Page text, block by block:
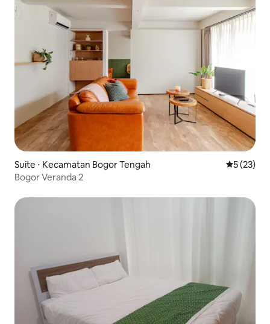
Suite ⋅ Kecamatan Bogor Tengah
5 (23)
Bogor Veranda 2